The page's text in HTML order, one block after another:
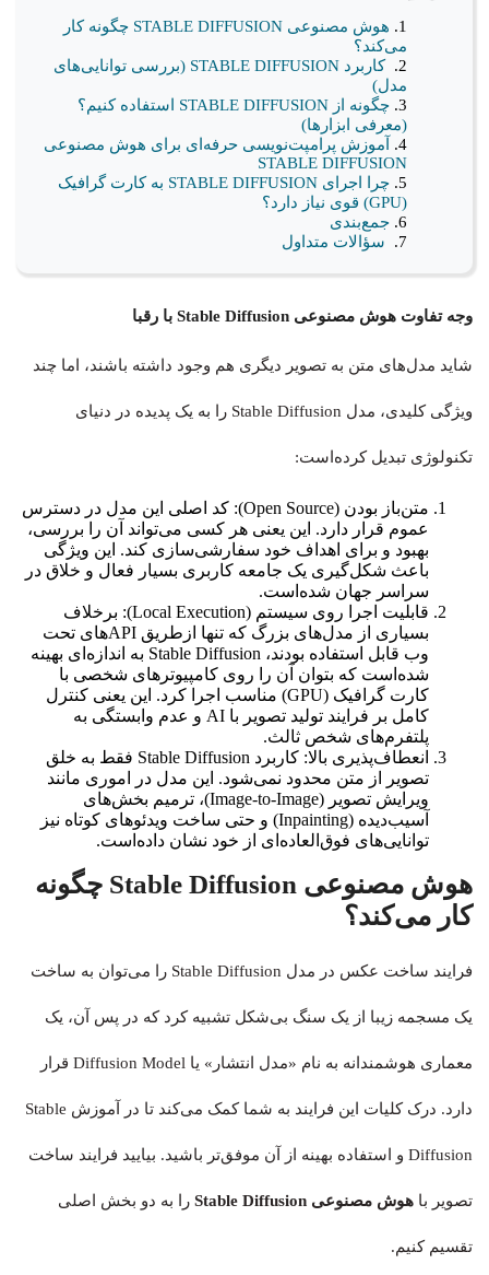
هوش مصنوعی STABLE DIFFUSION چگونه کار
می‌کند؟
کاربرد STABLE DIFFUSION (بررسی توانایی‌های
مدل)
چگونه از STABLE DIFFUSION استفاده کنیم؟
(معرفی ابزارها)
آموزش پرامپت‌نویسی حرفه‌ای برای هوش مصنوعی
STABLE DIFFUSION
چرا اجرای STABLE DIFFUSION به کارت گرافیک
(GPU) قوی نیاز دارد؟
جمع‌بندی
سؤالات متداول
وجه تفاوت هوش مصنوعی Stable Diffusion با رقبا
شاید مدل‌های متن به تصویر دیگری هم وجود داشته باشند، اما چند
ویژگی کلیدی، مدل Stable Diffusion را به یک پدیده در دنیای
تکنولوژی تبدیل کرده‌است:
متن‌باز بودن (Open Source): کد اصلی این مدل در دسترس
عموم قرار دارد. این یعنی هر کسی می‌تواند آن را بررسی،
بهبود و برای اهداف خود سفارشی‌سازی کند. این ویژگی
باعث شکل‌گیری یک جامعه کاربری بسیار فعال و خلاق در
سراسر جهان شده‌است.
قابلیت اجرا روی سیستم (Local Execution): برخلاف
بسیاری از مدل‌های بزرگ که تنها ازطریق APIهای تحت
وب قابل استفاده بودند، Stable Diffusion به اندازه‌ای بهینه
شده‌است که بتوان آن را روی کامپیوترهای شخصی با
کارت گرافیک (GPU) مناسب اجرا کرد. این یعنی کنترل
کامل بر فرایند تولید تصویر با AI و عدم وابستگی به
پلتفرم‌های شخص ثالث.
انعطاف‌پذیری بالا: کاربرد Stable Diffusion فقط به خلق
تصویر از متن محدود نمی‌شود. این مدل در اموری مانند
ویرایش تصویر (Image-to-Image)، ترمیم بخش‌های
آسیب‌دیده (Inpainting) و حتی ساخت ویدئوهای کوتاه نیز
توانایی‌های فوق‌العاده‌ای از خود نشان داده‌است.
هوش مصنوعی Stable Diffusion چگونه
کار می‌کند؟
فرایند ساخت عکس در مدل Stable Diffusion را می‌توان به ساخت
یک مسجمه زیبا از یک سنگ بی‌شکل تشبیه کرد که در پس آن، یک
معماری هوشمندانه به نام «مدل انتشار» یا Diffusion Model قرار
دارد. درک کلیات این فرایند به شما کمک می‌کند تا در آموزش Stable
Diffusion و استفاده بهینه از آن موفق‌تر باشید. بیایید فرایند ساخت
تصویر با هوش مصنوعی Stable Diffusion را به دو بخش اصلی
تقسیم کنیم.